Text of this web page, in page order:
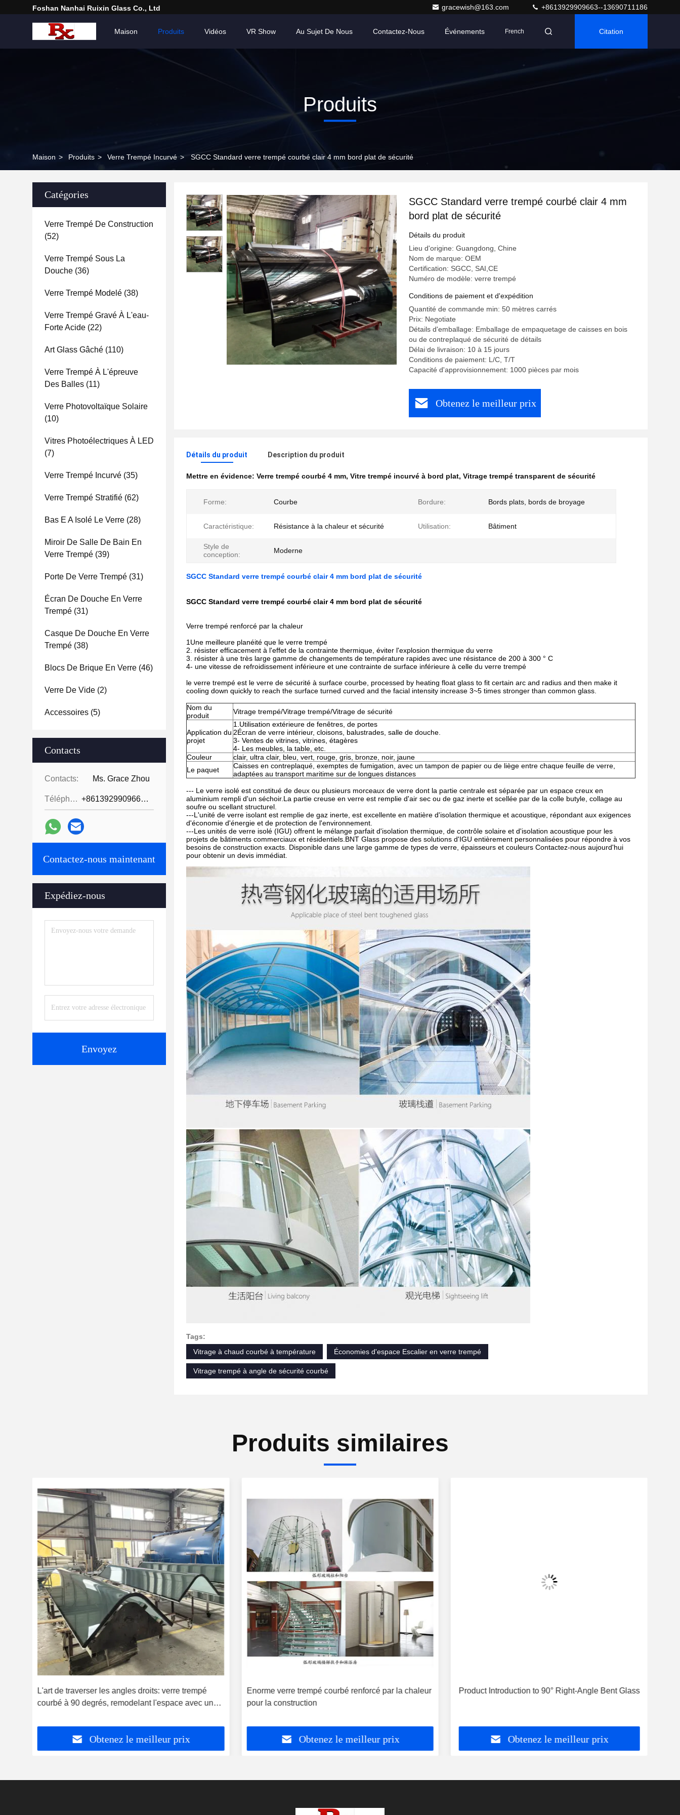
Foshan Nanhai Ruixin Glass Co., Ltd gracewish@163.com +8613929909663--13690711186
Maison Produits Vidéos VR Show Au Sujet De Nous Contactez-Nous Événements French Citation
Produits
Maison > Produits > Verre Trempé Incurvé > SGCC Standard verre trempé courbé clair 4 mm bord plat de sécurité
Catégories
Verre Trempé De Construction
(52)
Verre Trempé Sous La
Douche (36)
Verre Trempé Modelé (38)
Verre Trempé Gravé À L'eau-
Forte Acide (22)
Art Glass Gâché (110)
Verre Trempé À L'épreuve
Des Balles (11)
Verre Photovoltaïque Solaire
(10)
Vitres Photoélectriques À LED
(7)
Verre Trempé Incurvé (35)
Verre Trempé Stratifié (62)
Bas E A Isolé Le Verre (28)
Miroir De Salle De Bain En
Verre Trempé (39)
Porte De Verre Trempé (31)
Écran De Douche En Verre
Trempé (31)
Casque De Douche En Verre
Trempé (38)
Blocs De Brique En Verre (46)
Verre De Vide (2)
Accessoires (5)
Contacts
Contacts: Ms. Grace Zhou
Téléphone: +8613929909663--13690711186
Contactez-nous maintenant
Expédiez-nous
Envoyez
SGCC Standard verre trempé courbé clair 4 mm
bord plat de sécurité
Détails du produit
Lieu d'origine: Guangdong, Chine
Nom de marque: OEM
Certification: SGCC, SAI,CE
Numéro de modèle: verre trempé
Conditions de paiement et d'expédition
Quantité de commande min: 50 mètres carrés
Prix: Negotiate
Détails d'emballage: Emballage de empaquetage de caisses en bois
ou de contreplaqué de sécurité de détails
Délai de livraison: 10 à 15 jours
Conditions de paiement: L/C, T/T
Capacité d'approvisionnement: 1000 pièces par mois
Obtenez le meilleur prix
Détails du produit Description du produit
Mettre en évidence: Verre trempé courbé 4 mm, Vitre trempé incurvé à bord plat, Vitrage trempé transparent de sécurité
Forme: Courbe Bordure: Bords plats, bords de broyage
Caractéristique: Résistance à la chaleur et sécurité Utilisation: Bâtiment
Style de
conception:
Moderne
SGCC Standard verre trempé courbé clair 4 mm bord plat de sécurité
SGCC Standard verre trempé courbé clair 4 mm bord plat de sécurité
Verre trempé renforcé par la chaleur
1Une meilleure planéité que le verre trempé
2. résister efficacement à l'effet de la contrainte thermique, éviter l'explosion thermique du verre
3. résister à une très large gamme de changements de température rapides avec une résistance de 200 à 300 ° C
4- une vitesse de refroidissement inférieure et une contrainte de surface inférieure à celle du verre trempé
le verre trempé est le verre de sécurité à surface courbe, processed by heating float glass to fit certain arc and radius and then make it
cooling down quickly to reach the surface turned curved and the facial intensity increase 3~5 times stronger than common glass.
Nom du
produit
Vitrage trempé/Vitrage trempé/Vitrage de sécurité
Application du
projet
1.Utilisation extérieure de fenêtres, de portes
2Écran de verre intérieur, cloisons, balustrades, salle de douche.
3- Ventes de vitrines, vitrines, étagères
4- Les meubles, la table, etc.
Couleur
clair, ultra clair, bleu, vert, rouge, gris, bronze, noir, jaune
Le paquet
Caisses en contreplaqué, exemptes de fumigation, avec un tampon de papier ou de liège entre chaque feuille de verre,
adaptées au transport maritime sur de longues distances
--- Le verre isolé est constitué de deux ou plusieurs morceaux de verre dont la partie centrale est séparée par un espace creux en
aluminium rempli d'un séchoir.La partie creuse en verre est remplie d'air sec ou de gaz inerte et scellée par de la colle butyle, collage au
soufre ou scellant structurel.
---L'unité de verre isolant est remplie de gaz inerte, est excellente en matière d'isolation thermique et acoustique, répondant aux exigences
d'économie d'énergie et de protection de l'environnement.
---Les unités de verre isolé (IGU) offrent le mélange parfait d'isolation thermique, de contrôle solaire et d'isolation acoustique pour les
projets de bâtiments commerciaux et résidentiels.BNT Glass propose des solutions d'IGU entièrement personnalisées pour répondre à vos
besoins de construction exacts. Disponible dans une large gamme de types de verre, épaisseurs et couleurs Contactez-nous aujourd'hui
pour obtenir un devis immédiat.
Tags:
Vitrage à chaud courbé à température
Économies d'espace Escalier en verre trempé
Vitrage trempé à angle de sécurité courbé
Produits similaires
L'art de traverser les angles droits: verre trempé
courbé à 90 degrés, remodelant l'espace avec une
Obtenez le meilleur prix
Enorme verre trempé courbé renforcé par la chaleur
pour la construction
Obtenez le meilleur prix
Product Introduction to 90° Right-Angle Bent Glass
Obtenez le meilleur prix